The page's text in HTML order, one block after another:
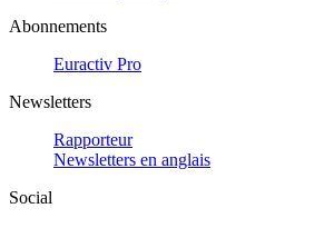
Abonnements
Euractiv Pro
Newsletters
Rapporteur
Newsletters en anglais
Social